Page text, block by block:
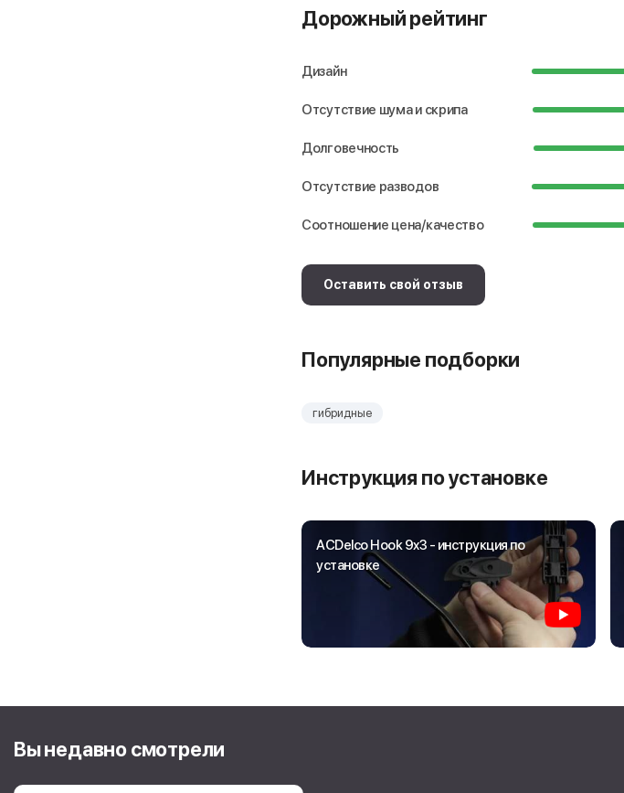
Дорожный рейтинг
Дизайн
Отсутствие шума и скрипа
Долговечность
Отсутствие разводов
Соотношение цена/качество
Оставить свой отзыв
Популярные подборки
гибридные
Инструкция по установке
ACDelco Hook 9x3 - инструкция по
установке
Вы недавно смотрели